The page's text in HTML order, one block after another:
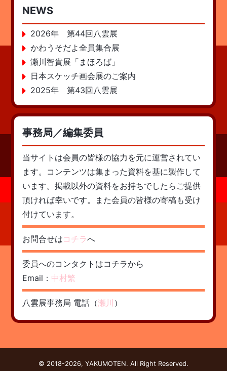
NEWS
2026年 第44回八雲展
かわうそだよ全員集合展
瀬川智貴展「まほろば」
日本スケッチ画会展のご案内
2025年 第43回八雲展
事務局／編集委員
当サイトは会員の皆様の協力を元に運営されてい
ます。コンテンツは集まった資料を基に製作して
います。掲載以外の資料をお持ちでしたらご提供
頂ければ幸いです。また会員の皆様の寄稿も受け
付けています。
お問合せはコチラへ
委員へのコンタクトはコチラから
Email： 中村繁
八雲展事務局 電話（瀬川 ）
© 2018-2026, YAKUMOTEN. All Right Reserved.